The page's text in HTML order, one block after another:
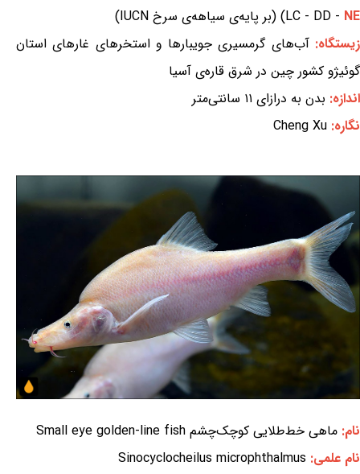
LC - DD - NE
) (بر پایه‌ی سیاهه‌ی سرخ IUCN)
زیستگاه:آب‌های گرمسیری جویبارها و استخرهای غارهای استان
گوئیژو کشور چین در شرق قاره‌ی آسیا
اندازه: بدن به درازای ۱۱ سانتی‌متر
نگاره: Cheng Xu
نام: ماهی خط‌طلایی کوچک‌چشم Small eye golden-line fish
نام علمی: Sinocyclocheilus microphthalmus